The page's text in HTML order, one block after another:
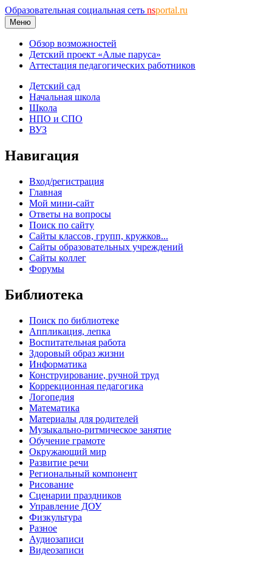
Образовательная социальная сеть nsportal.ru
Меню
Обзор возможностей
Детский проект «Алые паруса»
Аттестация педагогических работников
Детский сад
Начальная школа
Школа
НПО и СПО
ВУЗ
Навигация
Вход/регистрация
Главная
Мой мини-сайт
Ответы на вопросы
Поиск по сайту
Сайты классов, групп, кружков...
Сайты образовательных учреждений
Сайты коллег
Форумы
Библиотека
Поиск по библиотеке
Аппликация, лепка
Воспитательная работа
Здоровый образ жизни
Информатика
Конструирование, ручной труд
Коррекционная педагогика
Логопедия
Математика
Материалы для родителей
Музыкально-ритмическое занятие
Обучение грамоте
Окружающий мир
Развитие речи
Региональный компонент
Рисование
Сценарии праздников
Управление ДОУ
Физкультура
Разное
Аудиозаписи
Видеозаписи